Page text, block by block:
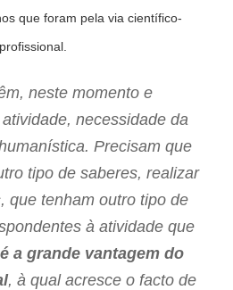
que foram pela via científico-
neste momento e
necessidade da
Precisam que
tipo de saberes, realizar
que tenham outro tipo de
à atividade que
a grande vantagem do
, à qual acresce o facto de